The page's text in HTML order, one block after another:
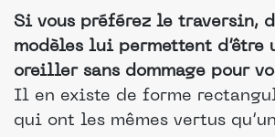
Si vous préférez le traversin,
modèles lui permettent d’être
oreiller sans dommage pour
Il en existe de forme
qui ont les mêmes vertus